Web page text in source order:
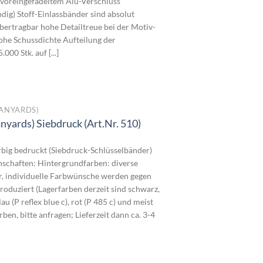
Stoff-Einlassbänder sind absolut
hohe Detailtreue bei der Motiv-
Schussdichte Aufteilung der
Stk. auf [...]
Siebdruck (Art.Nr. 510)
bedruckt (Siebdruck-Schlüsselbänder)
Hintergrundfarben: diverse
individuelle Farbwünsche werden gegen
(Lagerfarben derzeit sind schwarz,
(P reflex blue c), rot (P 485 c) und meist
bitte anfragen; Lieferzeit dann ca. 3-4